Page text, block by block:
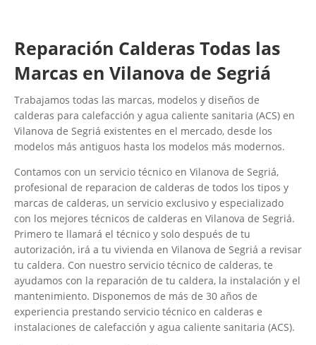
Reparación Calderas Todas las
Marcas en Vilanova de Segriá
Trabajamos todas las marcas, modelos y diseños de
calderas para calefacción y agua caliente sanitaria (ACS) en
Vilanova de Segriá existentes en el mercado, desde los
modelos más antiguos hasta los modelos más modernos.
Contamos con un servicio técnico en Vilanova de Segriá,
profesional de reparacion de calderas de todos los tipos y
marcas de calderas, un servicio exclusivo y especializado
con los mejores técnicos de calderas en Vilanova de Segriá.
Primero te llamará el técnico y solo después de tu
autorización, irá a tu vivienda en Vilanova de Segriá a revisar
tu caldera. Con nuestro servicio técnico de calderas, te
ayudamos con la reparación de tu caldera, la instalación y el
mantenimiento. Disponemos de más de 30 años de
experiencia prestando servicio técnico en calderas e
instalaciones de calefacción y agua caliente sanitaria (ACS).